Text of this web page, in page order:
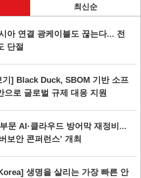
최신순
아 연결 광케이블도 끊는다... 전
단절
기] Black Duck, SBOM 기반 소프
으로 글로벌 규제 대응 지원
문 AI·클라우드 방어막 재정비...
보안 콘퍼런스’ 개최
생명을 살리는 가장 빠른 안